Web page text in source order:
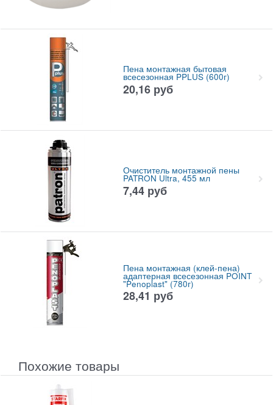
Пена монтажная бытовая
всесезонная PPLUS (600г)
20,16 руб
Очиститель монтажной пены
PATRON Ultra, 455 мл
7,44 руб
Пена монтажная (клей-пена)
адаптерная всесезонная POINT
"Penoplast" (780г)
28,41 руб
Похожие товары